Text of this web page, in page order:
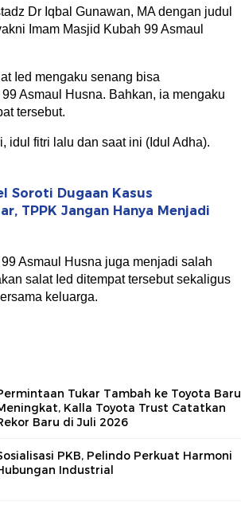
Dr Iqbal Gunawan, MA dengan judul
Imam Masjid Kubah 99 Asmaul
Ied mengaku senang bisa
Asmaul Husna. Bahkan, ia mengaku
tersebut.
idul fitri lalu dan saat ini (Idul Adha).
Soroti Dugaan Kasus
TPPK Jangan Hanya Menjadi
Asmaul Husna juga menjadi salah
salat Ied ditempat tersebut sekaligus
keluarga.
Tukar Tambah ke Toyota Baru
Kalla Toyota Trust Catatkan
Baru di Juli 2026
PKB, Pelindo Perkuat Harmoni
Industrial